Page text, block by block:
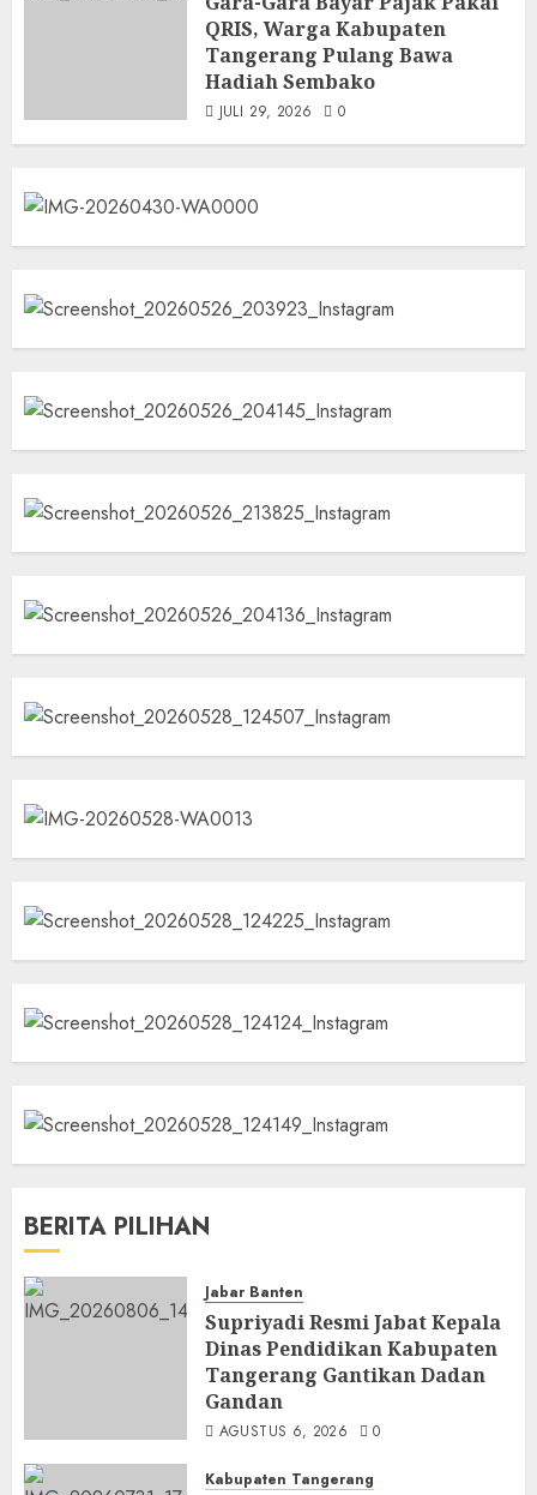
QRIS, Warga Kabupaten
Tangerang Pulang Bawa
Hadiah Sembako
JULI 29, 2026 0
BERITA PILIHAN
Jabar Banten
Supriyadi Resmi Jabat Kepala
Dinas Pendidikan Kabupaten
Tangerang Gantikan Dadan
Gandan
AGUSTUS 6, 2026 0
Kabupaten Tangerang